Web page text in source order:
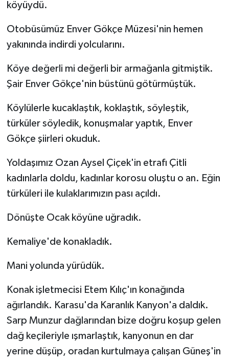
köyüydü.
Otobüsümüz Enver Gökçe Müzesi'nin hemen
yakınında indirdi yolcularını.
Köye değerli mi değerli bir armağanla gitmiştik.
Şair Enver Gökçe'nin büstünü götürmüştük.
Köylülerle kucaklaştık, koklaştık, söyleştik,
türküler söyledik, konuşmalar yaptık, Enver
Gökçe şiirleri okuduk.
Yoldaşımız Ozan Aysel Çiçek'in etrafı Çitli
kadınlarla doldu, kadınlar korosu oluştu o an. Eğin
türküleri ile kulaklarımızın pası açıldı.
Dönüşte Ocak köyüne uğradık.
Kemaliye'de konakladık.
Mani yolunda yürüdük.
Konak işletmecisi Etem Kılıç'ın konağında
ağırlandık. Karasu'da Karanlık Kanyon'a daldık.
Sarp Munzur dağlarından bize doğru koşup gelen
dağ keçileriyle ışmarlaştık, kanyonun en dar
yerine düşüp, oradan kurtulmaya çalışan Güneş'in
Sungurlu
Uğurludağ